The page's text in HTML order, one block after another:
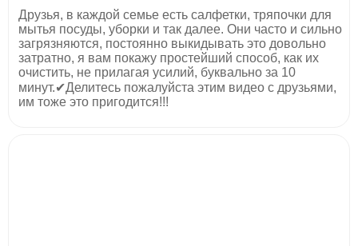
Друзья, в каждой семье есть салфетки, тряпочки для
мытья посуды, уборки и так далее. Они часто и сильно
загрязняются, постоянно выкидывать это довольно
затратно, я вам покажу простейший способ, как их
очистить, не прилагая усилий, буквально за 10
минут.✔Делитесь пожалуйста этим видео с друзьями,
им тоже это пригодится!!!